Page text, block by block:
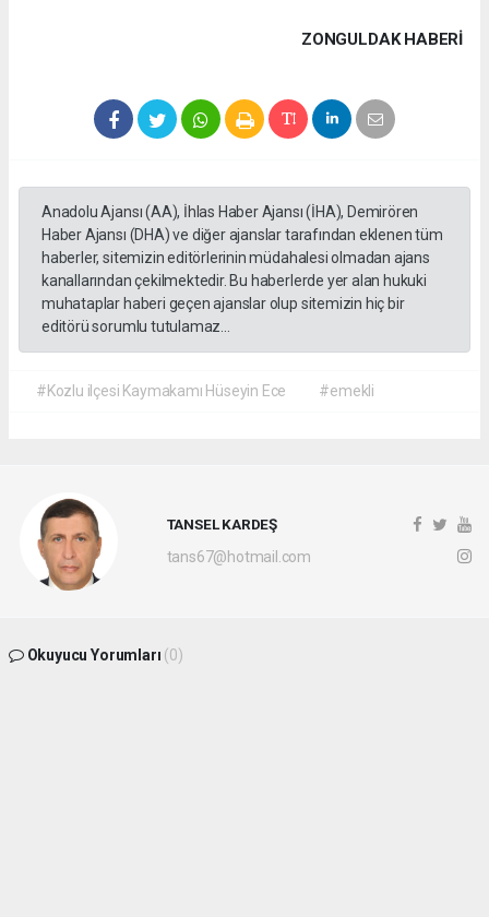
ZONGULDAK HABERİ
Anadolu Ajansı (AA), İhlas Haber Ajansı (İHA), Demirören
Haber Ajansı (DHA) ve diğer ajanslar tarafından eklenen tüm
haberler, sitemizin editörlerinin müdahalesi olmadan ajans
kanallarından çekilmektedir. Bu haberlerde yer alan hukuki
muhataplar haberi geçen ajanslar olup sitemizin hiç bir
editörü sorumlu tutulamaz...
#Kozlu ilçesi Kaymakamı Hüseyin Ece #emekli
TANSEL KARDEŞ
tans67@hotmail.com
Okuyucu Yorumları (0)